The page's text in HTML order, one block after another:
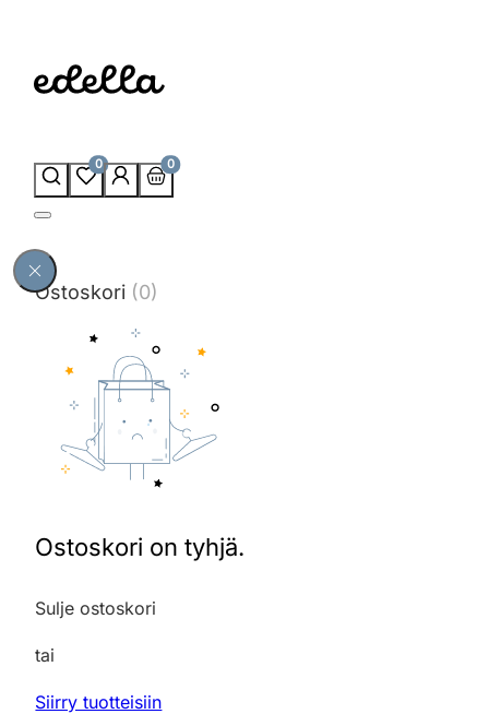
0 0
Ostoskori (0)
Ostoskori on tyhjä.
Sulje ostoskori
tai
Siirry tuotteisiin